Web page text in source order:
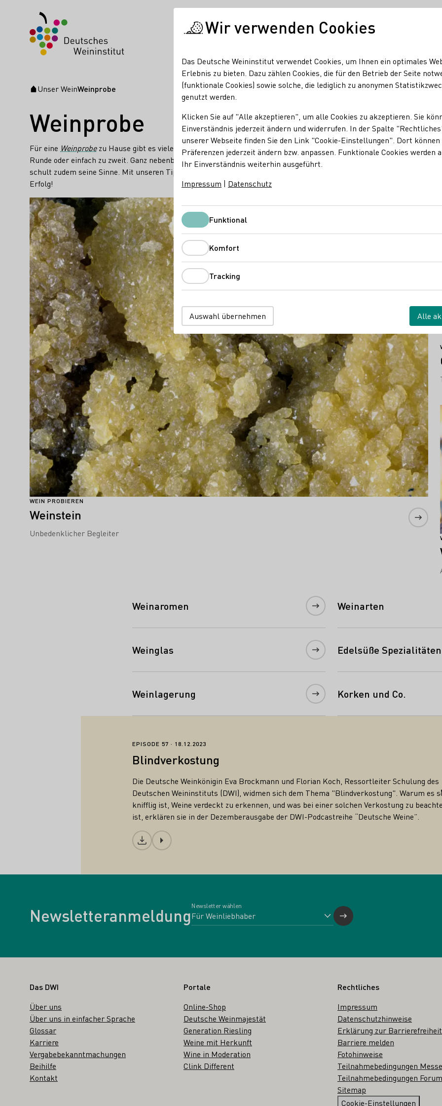
Startseite
Unser WeinWeinprobe
Weinprobe
Für eine Weinprobezu Hause gibt es viele gute Gründe. Eine Weinprobe
macht Spaß – mit Freunden in geselliger
Runde oder einfach zu zweit. Ganz nebenbei erweitert man bei entspanntem Weingenuss sein Weinwissen und
schult zudem seine Sinne. Mit unseren Tipps und Informationen wird Ihre
Weinprobe
Erfolg!
Teaser
WEIN PROBIEREN
Weinstein
Unbedenklicher Begleiter
Mehr erfahren
Weinaromen Weinarten
Weinglas Edelsüße Spezialitäten
Weinlagerung Korken und Co.
Blindverkostung
EPISODE 57 18.12.2023
Blindverkostung
Die Deutsche Weinkönigin Eva Brockmann und Florian Koch, Ressortleiter Schulung des
Deutschen Weininstituts (DWI), widmen sich dem Thema "Blindverkostung". Warum es
knifflig ist, Weine verdeckt zu erkennen, und was bei einer solchen Verkostung zu
ist, erklären sie in der Dezemberausgabe der DWI-Podcastreihe “Deutsche Weine”.
Download
Newsletteranmeldung
Newsletter wählen
Fußbereich
Das DWI
Über uns
Über uns in einfacher Sprache
Glossar
Karriere
Vergabebekanntmachungen
Beihilfe
Kontakt
Portale
Online-Shop
Deutsche Weinmajestät
Generation Riesling
Weine mit Herkunft
Wine in Moderation
Clink Different
Rechtliches
Impressum
Datenschutzhinweise
Erklärung zur Barrierefreiheit
Barriere melden
Fotohinweise
Teilnahmebedingungen
Teilnahmebedingungen
Sitemap
Cookie-Einstellungen
Wir verwenden Cookies
Das Deutsche Weininstitut verwendet Cookies, um Ihnen ein optimales
Erlebnis zu bieten. Dazu zählen Cookies, die für den Betrieb der Seite
(funktionale Cookies) sowie solche, die lediglich zu anonymen
genutzt werden.
Klicken Sie auf "Alle akzeptieren", um alle Cookies zu akzeptieren. Sie
Einverständnis jederzeit ändern und widerrufen. In der Spalte
unserer Webseite finden Sie den Link "Cookie-Einstellungen". Dort können
Präferenzen jederzeit ändern bzw. anpassen. Funktionale Cookies werden
Ihr Einverständnis weiterhin ausgeführt.
Impressum | Datenschutz
FunktionalFunktional
Komfort
Tracking
Auswahl übernehmen Alle